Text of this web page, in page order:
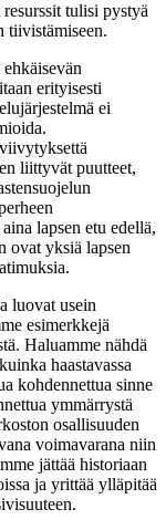
tulisi pystyä
tiivistämiseen.
erityisesti
ei
liittyvät puutteet,
lapsen etu edellä,
ovat yksiä lapsen
luovat usein
esimerkkejä
Haluamme nähdä
haastavassa
kohdennettua sinne
ymmärrystä
osallisuuden
voimavarana niin
jättää historiaan
ja yrittää ylläpitää